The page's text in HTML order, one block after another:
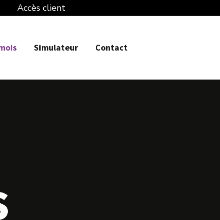
Accès client
Simulateur Contact